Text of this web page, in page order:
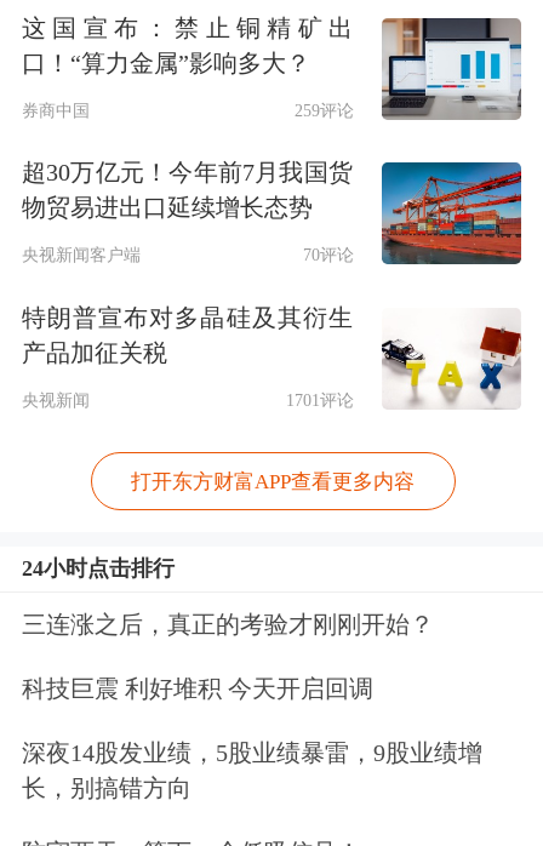
的。”
报道称，这一表态打破了历届总统在美
可能对美联储的独立性构成挑战。
美联储主席的任命将直接影响未来数年
的货币政策走向。特朗普对降息的明确
偏好，可能促使其选择倾向于宽松货币
政策的候选人，这与市场对通胀压力的
担忧形成对比。
美联储主席鲍威尔的人选，鲍威尔的任
期将于明年5月结束。白宫国家经济委
员会主任凯文·哈西特(Kevin Hassett)已
哈西特被普遍认为支持特朗普的低利率
这国宣布：禁止铜精矿出
口！“算力金属”影响多大？
券商中国 259评论
超30万亿元！今年前7月我国货
物贸易进出口延续增长态势
央视新闻客户端 70评论
特朗普宣布对多晶硅及其衍生
产品加征关税
央视新闻 1701评论
打开东方财富APP查看更多内容
24小时点击排行
三连涨之后，真正的考验才刚刚开始？
科技巨震 利好堆积 今天开启回调
深夜14股发业绩，5股业绩暴雷，9股业绩增
长，别搞错方向